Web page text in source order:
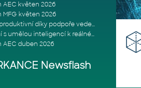
AEC květen 2026
MFG květen 2026
Udržujte vaše týmy produktivní díky podpoře vedené odborníky
Od experimentování s umělou inteligencí k reálnému dopadu na podniká
AEC duben 2026
Newsflash